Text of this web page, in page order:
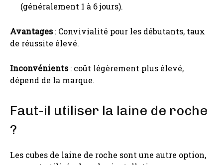
(généralement 1 à 6 jours).
Avantages: Convivialité pour les débutants, taux
de réussite élevé.
Inconvénients: coût légèrement plus élevé,
dépend de la marque.
Faut-il utiliser la laine de roche
?
Les cubes de laine de roche sont une autre option,